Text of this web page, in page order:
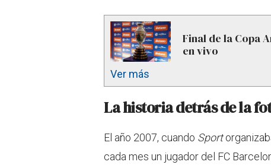
Final de la Copa
en vivo
Ver más
La historia detrás de la
El año 2007, cuando Sport
cada mes un jugador del FC